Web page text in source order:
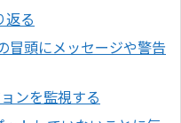
返る
冒頭にメッセージや警告
ンを監視する